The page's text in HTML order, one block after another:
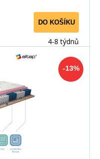
DO KOŠÍKU
4-8 týdnů
-13%